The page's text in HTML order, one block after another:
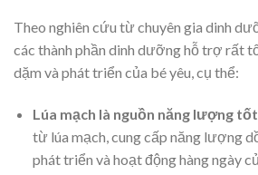
Theo nghiên cứu từ chuyên gia dinh
các thành phần dinh dưỡng hỗ trợ rất
dặm và phát triển của bé yêu, cụ thể:
Lúa mạch là nguồn năng lượng
từ lúa mạch, cung cấp năng lượng
phát triển và hoạt động hàng ngày